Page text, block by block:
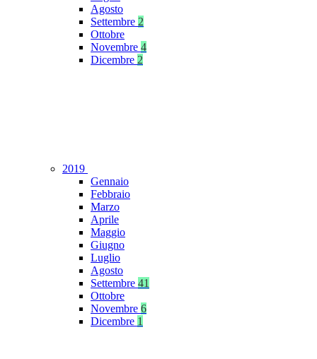
Agosto
Settembre 2
Ottobre
Novembre 4
Dicembre 2
2019
Gennaio
Febbraio
Marzo
Aprile
Maggio
Giugno
Luglio
Agosto
Settembre 41
Ottobre
Novembre 6
Dicembre 1